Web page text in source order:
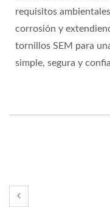
requisitos
corrosión y
tornillos SEM para
simple, segura y